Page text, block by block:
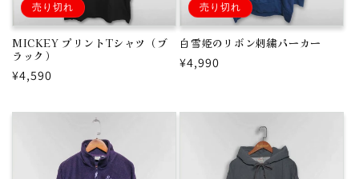
売り切れ
MICKEY プリントTシャツ（ブ
ラック）
通
価
¥4,590
売り切れ
白雪姫のリボン刺繍パーカー
通
¥4,990